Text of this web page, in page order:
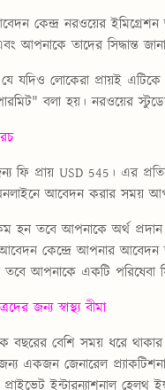
কেন্দ্র নরওয়ের
আপনাকে তাদের সিদ্ধান্ত
যদিও লোকেরা প্রায়ই
বলা হয়।নরওয়ের
ফি প্রায় USD 545। এর
আবেদন করার সময়
হন তবে আপনাকে অর্থ প্রদান
কেন্দ্রে আপনার
তবে আপনাকে একটি পরিষেবা
জন্য স্বাস্থ্য বীমা
বেশি সময় ধরে থাকার
একজন জেনারেল